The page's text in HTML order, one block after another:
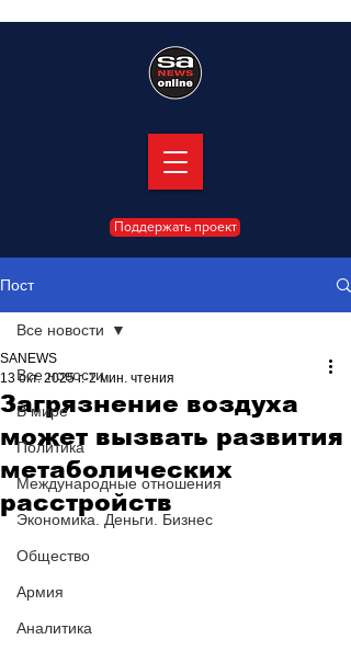
Поддержать проект
Пост
Все новости
В мире
Политика
Международные отношения
Экономика. Деньги. Бизнес
Общество
Армия
Аналитика
Все новости
Загрязнение воздуха
может вызвать развития
метаболических
расстройств
SANEWS
13 окт. 2025 г. 2 мин. чтения